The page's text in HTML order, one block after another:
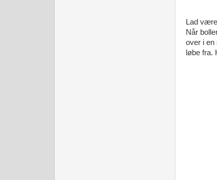
Lad
Når
over i en
løbe fra.